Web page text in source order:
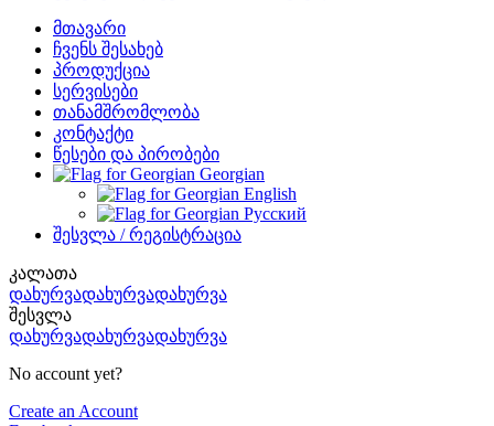
მთავარი
ჩვენს შესახებ
პროდუქცია
სერვისები
თანამშრომლობა
კონტაქტი
წესები და პირობები
Georgian
English
Русский
შესვლა / რეგისტრაცია
კალათა
დახურვადახურვადახურვა
შესვლა
დახურვადახურვადახურვა
No account yet?
Create an Account